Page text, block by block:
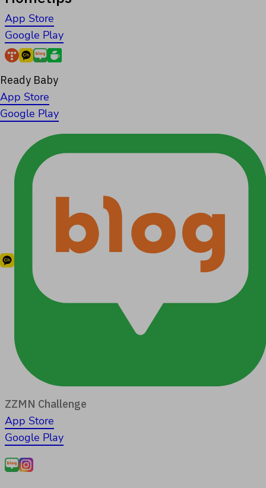
App Store
Google Play
Ready Baby
App Store
Google Play
ZZMN Challenge
App Store
Google Play